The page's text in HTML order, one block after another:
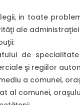
in toate
ale
de
şi regiilor
a comunei,
al comunei,